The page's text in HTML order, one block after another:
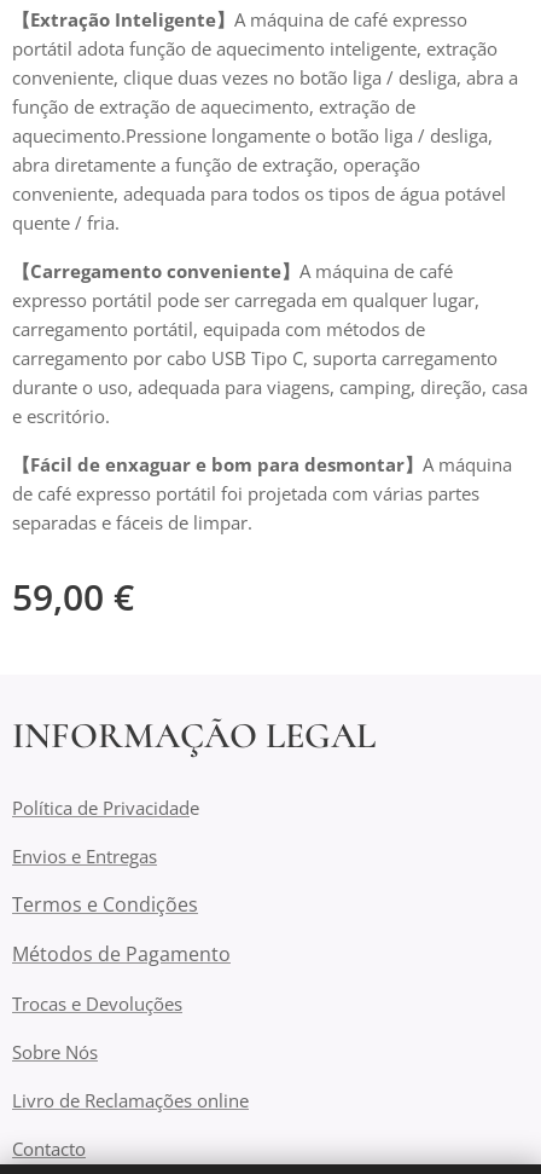
【Extração Inteligente】 A máquina de café expresso
portátil adota função de aquecimento inteligente, extração
conveniente, clique duas vezes no botão liga / desliga, abra a
função de extração de aquecimento, extração de
aquecimento.Pressione longamente o botão liga / desliga,
abra diretamente a função de extração, operação
conveniente, adequada para todos os tipos de água potável
quente / fria.
【Carregamento conveniente】 A máquina de café
expresso portátil pode ser carregada em qualquer lugar,
carregamento portátil, equipada com métodos de
carregamento por cabo USB Tipo C, suporta carregamento
durante o uso, adequada para viagens, camping, direção, casa
e escritório.
【Fácil de enxaguar e bom para desmontar】 A máquina
de café expresso portátil foi projetada com várias partes
separadas e fáceis de limpar.
59,00 €
INFORMAÇÃO LEGAL
Política de Privacidade
Envios e Entregas
Termos e Condições
Métodos de Pagamento
Trocas e Devoluções
Sobre Nós
Livro de Reclamações online
Contacto